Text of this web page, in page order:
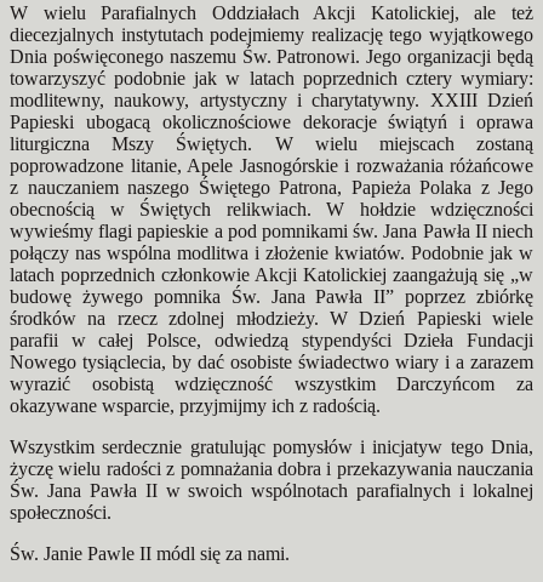
W wielu Parafialnych Oddziałach Akcji Katolickiej, ale też
diecezjalnych instytutach podejmiemy realizację tego wyjątkowego
Dnia poświęconego naszemu Św. Patronowi. Jego organizacji będą
towarzyszyć podobnie jak w latach poprzednich cztery wymiary:
modlitewny, naukowy, artystyczny i charytatywny. XXIII Dzień
Papieski ubogacą okolicznościowe dekoracje świątyń i oprawa
liturgiczna Mszy Świętych. W wielu miejscach zostaną
poprowadzone litanie, Apele Jasnogórskie i rozważania różańcowe
z nauczaniem naszego Świętego Patrona, Papieża Polaka z Jego
obecnością w Świętych relikwiach. W hołdzie wdzięczności
wywieśmy flagi papieskie a pod pomnikami św. Jana Pawła II niech
połączy nas wspólna modlitwa i złożenie kwiatów. Podobnie jak w
latach poprzednich członkowie Akcji Katolickiej zaangażują się „w
budowę żywego pomnika Św. Jana Pawła II” poprzez zbiórkę
środków na rzecz zdolnej młodzieży. W Dzień Papieski wiele
parafii w całej Polsce, odwiedzą stypendyści Dzieła Fundacji
Nowego tysiąclecia, by dać osobiste świadectwo wiary i a zarazem
wyrazić osobistą wdzięczność wszystkim Darczyńcom za
okazywane wsparcie, przyjmijmy ich z radością.
Wszystkim serdecznie gratulując pomysłów i inicjatyw tego Dnia,
życzę wielu radości z pomnażania dobra i przekazywania nauczania
Św. Jana Pawła II w swoich wspólnotach parafialnych i lokalnej
społeczności.
Św. Janie Pawle II módl się za nami.